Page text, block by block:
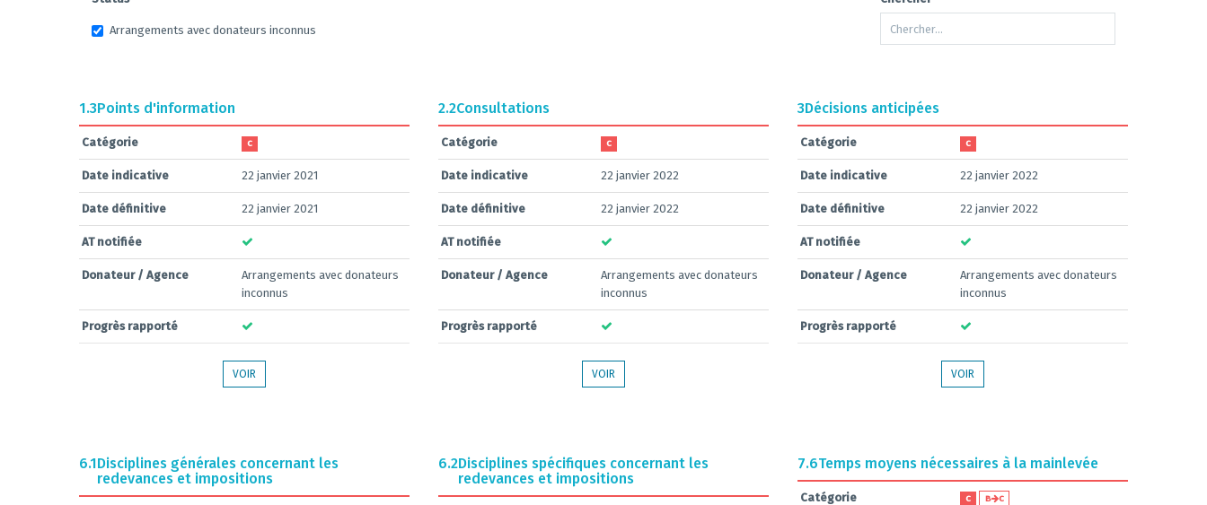
Arrangements avec donateurs inconnus
1.3Points d'information
Catégorie C
Date indicative 22 janvier 2021
Date définitive 22 janvier 2021
AT notifiée
Donateur / Agence
Arrangements avec donateurs
inconnus
Progrès rapporté
VOIR
2.2Consultations
Catégorie C
Date indicative 22 janvier 2022
Date définitive 22 janvier 2022
AT notifiée
Donateur / Agence
Arrangements avec donateurs
inconnus
Progrès rapporté
VOIR
3Décisions anticipées
Catégorie C
Date indicative 22 janvier 2022
Date définitive 22 janvier 2022
AT notifiée
Donateur / Agence
Arrangements avec donateurs
inconnus
Progrès rapporté
VOIR
6.1Disciplines générales concernant les
redevances et impositions
6.2Disciplines spécifiques concernant les
redevances et impositions
7.6Temps moyens nécessaires à la mainlevée
Catégorie C B C